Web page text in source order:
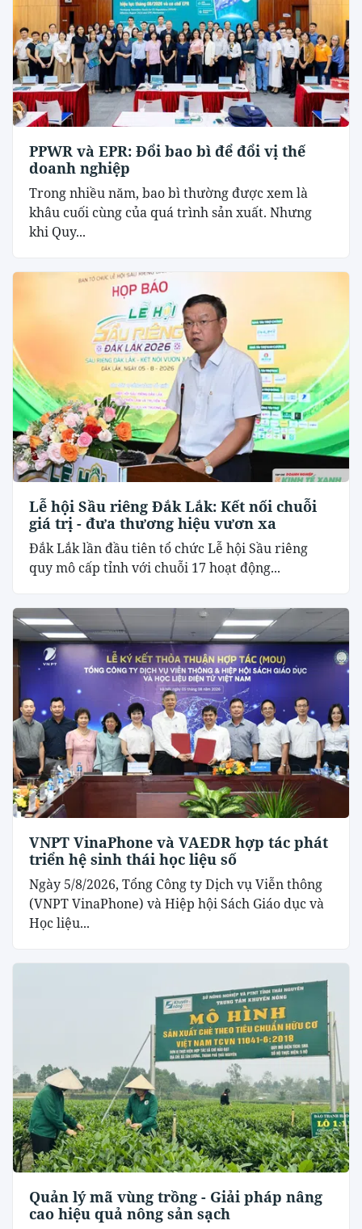
PPWR và EPR: Đổi bao bì để đổi vị thế
doanh nghiệp
Trong nhiều năm, bao bì thường được xem là
khâu cuối cùng của quá trình sản xuất. Nhưng
khi Quy...
Lễ hội Sầu riêng Đắk Lắk: Kết nối chuỗi
giá trị - đưa thương hiệu vươn xa
Đắk Lắk lần đầu tiên tổ chức Lễ hội Sầu riêng
quy mô cấp tỉnh với chuỗi 17 hoạt động...
VNPT VinaPhone và VAEDR hợp tác phát
triển hệ sinh thái học liệu số
Ngày 5/8/2026, Tổng Công ty Dịch vụ Viễn thông
(VNPT VinaPhone) và Hiệp hội Sách Giáo dục và
Học liệu...
Quản lý mã vùng trồng - Giải pháp nâng
cao hiệu quả nông sản sạch